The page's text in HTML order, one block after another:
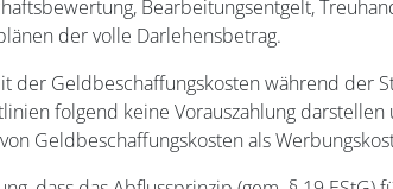
Bearbeitungsentgelt,
der volle Darlehensbetrag.
der Geldbeschaffungskosten während der
folgend keine Vorauszahlung
Geldbeschaffungskosten als